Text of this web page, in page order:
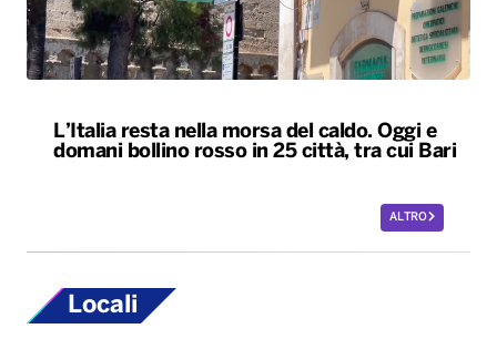
L’Italia resta nella morsa del caldo. Oggi e
domani bollino rosso in 25 città, tra cui Bari
ALTRO
Locali